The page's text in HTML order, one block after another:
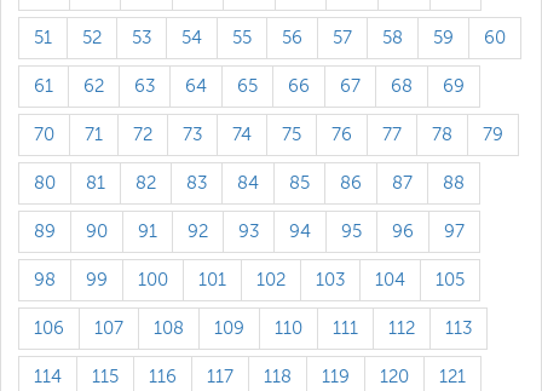
51 52 53 54 55 56 57 58 59 60
61 62 63 64 65 66 67 68 69
70 71 72 73 74 75 76 77 78 79
80 81 82 83 84 85 86 87 88
89 90 91 92 93 94 95 96 97
98 99 100 101 102 103 104 105
106 107 108 109 110 111 112 113
114 115 116 117 118 119 120 121